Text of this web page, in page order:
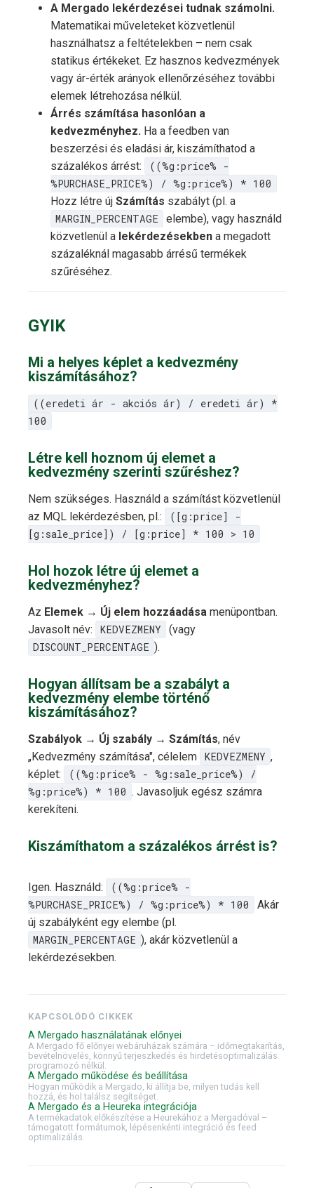
A Mergado lekérdezései tudnak számolni.
Matematikai műveleteket közvetlenül
használhatsz a feltételekben – nem csak
statikus értékeket. Ez hasznos kedvezmények
vagy ár-érték arányok ellenőrzéséhez további
elemek létrehozása nélkül.
Árrés számítása hasonlóan a
kedvezményhez. Ha a feedben van
beszerzési és eladási ár, kiszámíthatod a
százalékos árrést:
((%g:price% -
%PURCHASE_PRICE%) / %g:price%) * 100
Hozz létre új Számítás szabályt (pl. a
MARGIN_PERCENTAGE
elembe), vagy használd
közvetlenül a lekérdezésekben a megadott
százaléknál magasabb árrésű termékek
szűréséhez.
GYIK
Mi a helyes képlet a kedvezmény
kiszámításához?
((eredeti ár - akciós ár) / eredeti ár) *
100
Létre kell hoznom új elemet a
kedvezmény szerinti szűréshez?
Nem szükséges. Használd a számítást közvetlenül
az MQL lekérdezésben, pl.:
([g:price] -
[g:sale_price]) / [g:price] * 100 > 10
Hol hozok létre új elemet a
kedvezményhez?
Az Elemek → Új elem hozzáadása menüpontban.
Javasolt név:
KEDVEZMENY
(vagy
DISCOUNT_PERCENTAGE ).
Hogyan állítsam be a szabályt a
kedvezmény elembe történő
kiszámításához?
Szabályok → Új szabály → Számítás, név
„Kedvezmény számítása", célelem KEDVEZMENY ,
képlet:
((%g:price% - %g:sale_price%) /
%g:price%) * 100 . Javasoljuk egész számra
kerekíteni.
Kiszámíthatom a százalékos árrést is?
Igen. Használd:
((%g:price% -
%PURCHASE_PRICE%) / %g:price%) * 100
Akár
új szabályként egy elembe (pl.
MARGIN_PERCENTAGE ), akár közvetlenül a
lekérdezésekben.
KAPCSOLÓDÓ CIKKEK
A Mergado használatának előnyei
A Mergado fő előnyei webáruházak számára – időmegtakarítás,
bevételnövelés, könnyű terjeszkedés és hirdetésoptimalizálás
programozó nélkül.
A Mergado működése és beállítása
Hogyan működik a Mergado, ki állítja be, milyen tudás kell
hozzá, és hol találsz segítséget.
A Mergado és a Heureka integrációja
A termékadatok előkészítése a Heurekához a Mergadóval –
támogatott formátumok, lépésenkénti integráció és feed
optimalizálás.